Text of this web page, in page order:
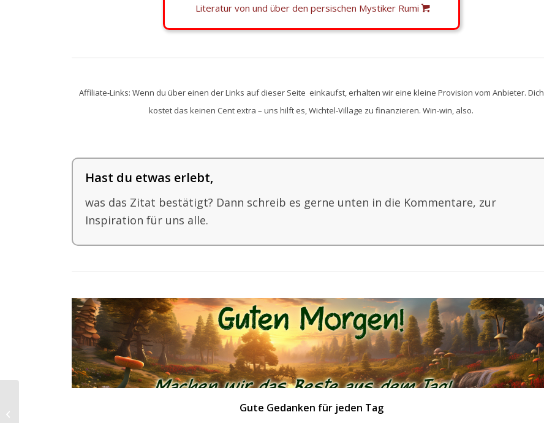
Literatur von und über den persischen Mystiker Rumi
Affiliate-Links: Wenn du über einen der Links auf dieser Seite einkaufst, erhalten wir eine kleine Provision vom Anbieter. Dich
kostet das keinen Cent extra – uns hilft es, Wichtel-Village zu finanzieren. Win-win, also.
Hast du etwas erlebt,
was das Zitat bestätigt? Dann schreib es gerne unten in die Kommentare, zur
Inspiration für uns alle.
Gute Gedanken für jeden Tag